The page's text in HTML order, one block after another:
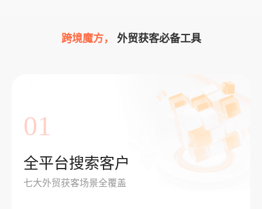
跨境魔方， 外贸获客必备工具
01
全平台搜索客户
七大外贸获客场景全覆盖